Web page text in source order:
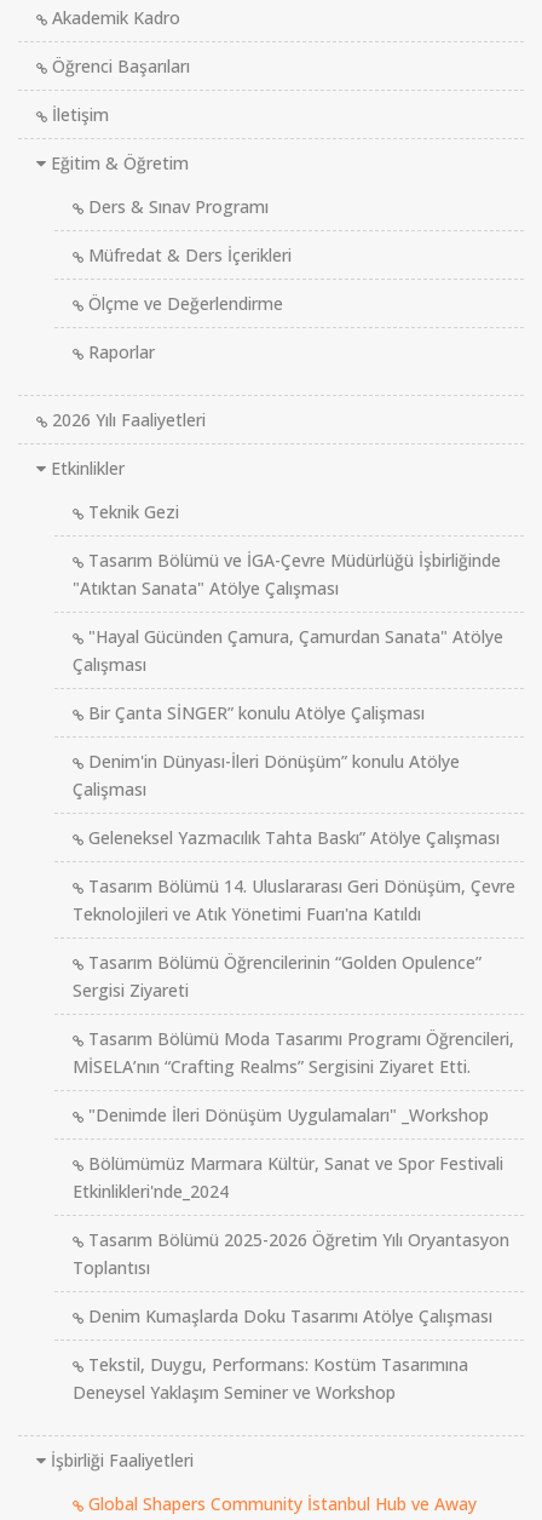
Akademik Kadro
Öğrenci Başarıları
İletişim
Eğitim & Öğretim
Ders & Sınav Programı
Müfredat & Ders İçerikleri
Ölçme ve Değerlendirme
Raporlar
2026 Yılı Faaliyetleri
Etkinlikler
Teknik Gezi
Tasarım Bölümü ve İGA-Çevre Müdürlüğü İşbirliğinde
"Atıktan Sanata" Atölye Çalışması
"Hayal Gücünden Çamura, Çamurdan Sanata" Atölye
Çalışması
Bir Çanta SİNGER” konulu Atölye Çalişması
Denim'in Dünyası-İleri Dönüşüm” konulu Atölye
Çalişması
Geleneksel Yazmacılık Tahta Baskı” Atölye Çalışması
Tasarım Bölümü 14. Uluslararası Geri Dönüşüm, Çevre
Teknolojileri ve Atık Yönetimi Fuarı'na Katıldı
Tasarım Bölümü Öğrencilerinin “Golden Opulence”
Sergisi Ziyareti
Tasarım Bölümü Moda Tasarımı Programı Öğrencileri,
MİSELA’nın “Crafting Realms” Sergisini Ziyaret Etti.
"Denimde İleri Dönüşüm Uygulamaları" _Workshop
Bölümümüz Marmara Kültür, Sanat ve Spor Festivali
Etkinlikleri'nde_2024
Tasarım Bölümü 2025-2026 Öğretim Yılı Oryantasyon
Toplantısı
Denim Kumaşlarda Doku Tasarımı Atölye Çalışması
Tekstil, Duygu, Performans: Kostüm Tasarımına
Deneysel Yaklaşım Seminer ve Workshop
İşbirliği Faaliyetleri
Global Shapers Community İstanbul Hub ve Away